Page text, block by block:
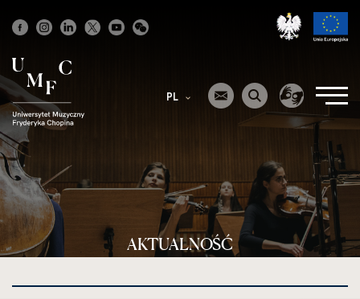
Strona
główna
PL
AKTUALNOŚĆ